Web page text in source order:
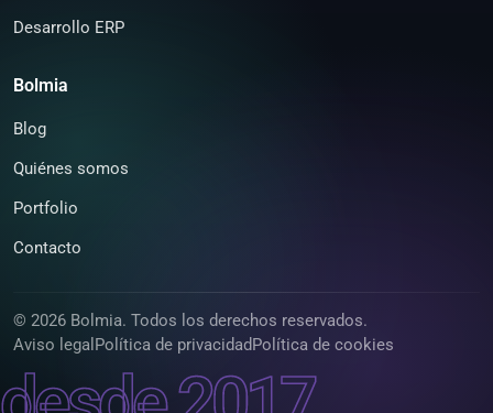
Desarrollo ERP
Bolmia
Blog
Quiénes somos
Portfolio
Contacto
© 2026 Bolmia. Todos los derechos reservados.
Aviso legal Política de privacidad Política de cookies